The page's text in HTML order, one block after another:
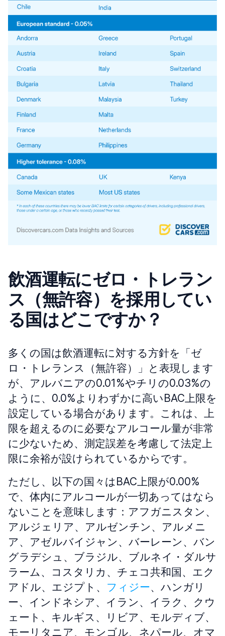
飲酒運転にゼロ・トレラン
ス（無許容）を採用してい
る国はどこですか？
多くの国は飲酒運転に対する方針を「ゼ
ロ・トレランス（無許容）」と表現します
が、アルバニアの0.01%やチリの0.03%の
ように、0.0%よりわずかに高いBAC上限を
設定している場合があります。これは、上
限を超えるのに必要なアルコール量が非常
に少ないため、測定誤差を考慮して法定上
限に余裕が設けられているからです。
ただし、以下の国々はBAC上限が0.00%
で、体内にアルコールが一切あってはなら
ないことを意味します：アフガニスタン、
アルジェリア、アルゼンチン、アルメニ
ア、アゼルバイジャン、バーレーン、バン
グラデシュ、ブラジル、ブルネイ・ダルサ
ラーム、コスタリカ、チェコ共和国、エク
アドル、エジプト、 フィジー、ハンガリ
ー、インドネシア、イラン、イラク、クウ
ェート、キルギス、リビア、モルディブ、
モーリタニア、モンゴル、ネパール、オマ